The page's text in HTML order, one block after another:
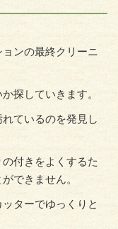
ンの最終クリーニ
探していきます。
ているのを発見し
付きをよくするた
できません。
ターでゆっくりと